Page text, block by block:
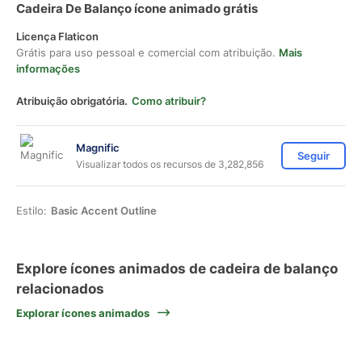
Cadeira De Balanço ícone animado grátis
Licença Flaticon
Grátis para uso pessoal e comercial com atribuição. Mais
informações
Atribuição obrigatória. Como atribuir?
Magnific
Visualizar todos os recursos de 3,282,856
Seguir
Estilo: Basic Accent Outline
Explore ícones animados de cadeira de balanço
relacionados
Explorar ícones animados